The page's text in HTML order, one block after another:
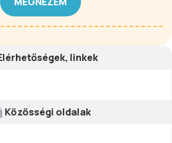
linkek
Közösségi oldalak